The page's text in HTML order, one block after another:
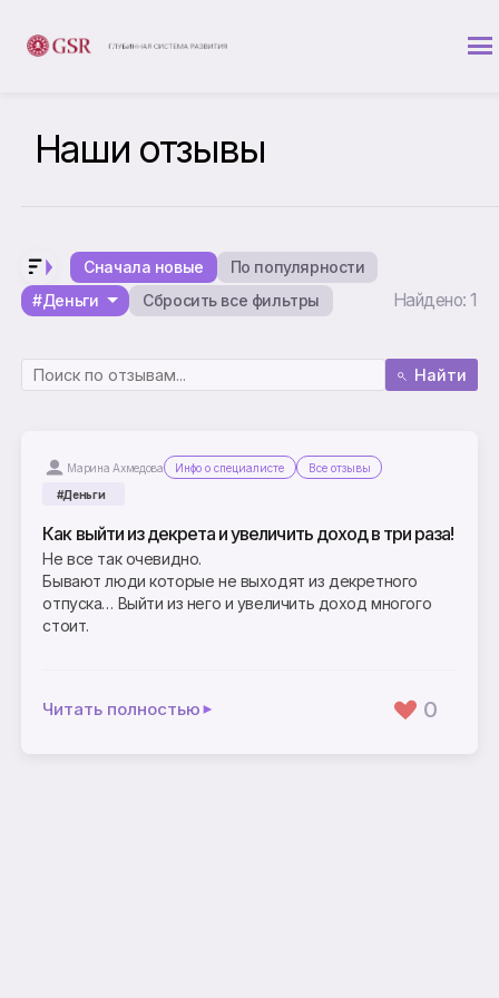
Наши отзывы
Сначала новые
По популярности
#Деньги
Сбросить все фильтры Найдено: 1
Найти
Марина Ахмедова Инфо о специалисте
Все отзывы
#Деньги
Как выйти из декрета и увеличить доход в три раза!
Не все так очевидно.
Бывают люди которые не выходят из декретного
отпуска… Выйти из него и увеличить доход многого
стоит.
Читать полностью 0